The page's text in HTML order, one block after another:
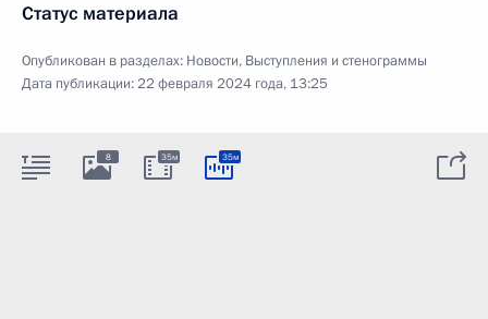
Статус материала
Опубликован в разделах: Новости, Выступления и стенограммы
Дата публикации:22 февраля 2024 года, 13:25
8 35м 35м